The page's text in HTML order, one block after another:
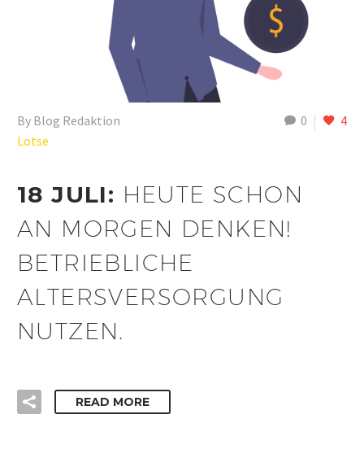
0 4
By Blog Redaktion
Lotse
18 JULI: HEUTE SCHON
AN MORGEN DENKEN!
BETRIEBLICHE
ALTERSVERSORGUNG
NUTZEN.
READ MORE